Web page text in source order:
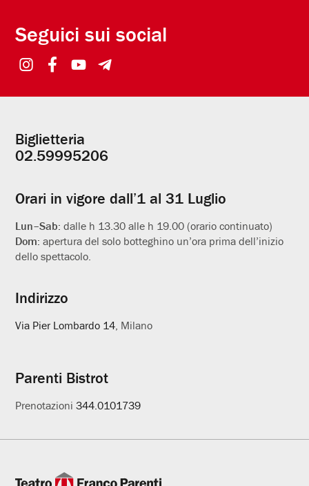
Seguici sui social
Informazioni
utili
Biglietteria
02.59995206
Orari in vigore dall’1 al 31 Luglio
Lun–Sab:dalle h 13.30 alle h 19.00 (orario continuato)
Dom:apertura del solo botteghino un’ora prima dell’inizio
dello spettacolo.
Indirizzo
Via Pier Lombardo 14, Milano
Parenti Bistrot
Prenotazioni344.0101739